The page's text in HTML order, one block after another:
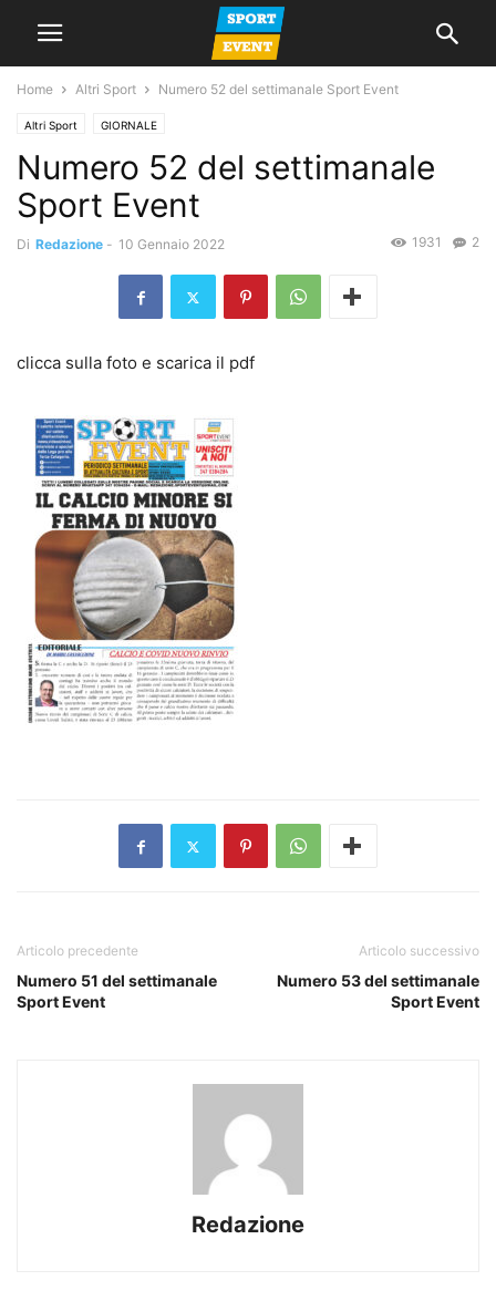
Home Altri Sport Numero 52 del settimanale Sport Event
Altri Sport GIORNALE
Numero 52 del settimanale
Sport Event
Di Redazione - 10 Gennaio 2022 2
1931
clicca sulla foto e scarica il pdf
Articolo precedente
Numero 51 del settimanale
Sport Event
Articolo successivo
Numero 53 del settimanale
Sport Event
Redazione